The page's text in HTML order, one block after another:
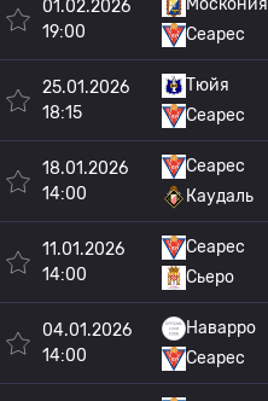
01.02.2026
19:00
Москония
Сеарес
25.01.2026
18:15
Тюйя
Сеарес
18.01.2026
14:00
Сеарес
Каудаль
11.01.2026
14:00
Сеарес
Сьеро
04.01.2026
14:00
Наварро
Сеарес